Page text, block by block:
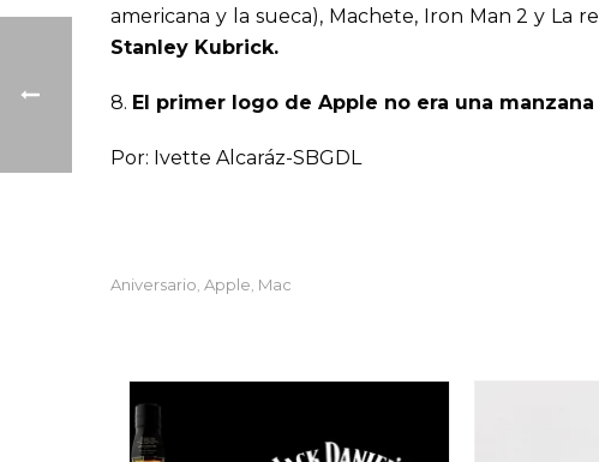
americana y la sueca), Machete, Iron Man 2 y La
Stanley Kubrick.
8. El primer logo de Apple no era una manzana
Por: Ivette Alcaráz-SBGDL
Aniversario, Apple, Mac